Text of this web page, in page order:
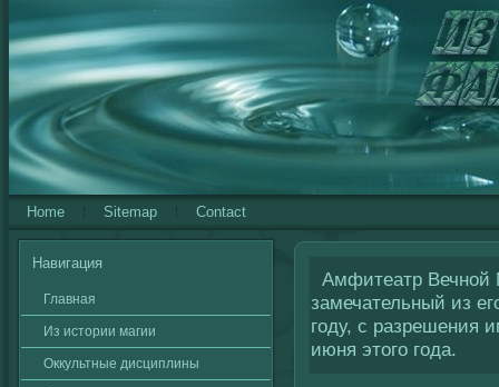
Home Sitemap Contact
Навигация
Главная
Из истории магии
Оккультные дисциплины
Амфитеатр Вечной
замечательный из
году, с разрешения
июня этого года.